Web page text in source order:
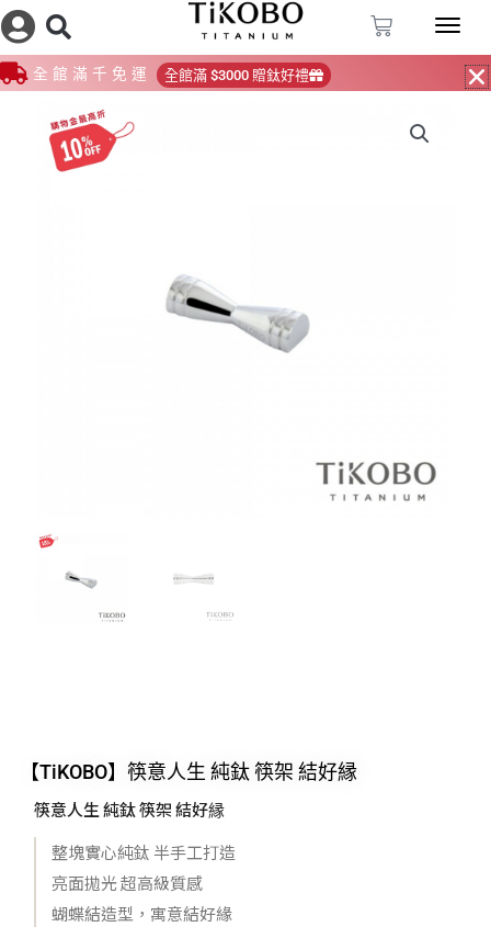
跳
至
主
要
購
【TiKOBO】筷意人生 純鈦 筷架 結好縁
筷意人生 純鈦 筷架 結好縁
整塊實心純鈦 半手工打造
亮面拋光 超高級質感
蝴蝶結造型，寓意結好緣
全館滿千免運 全館滿 $3000 贈鈦好禮